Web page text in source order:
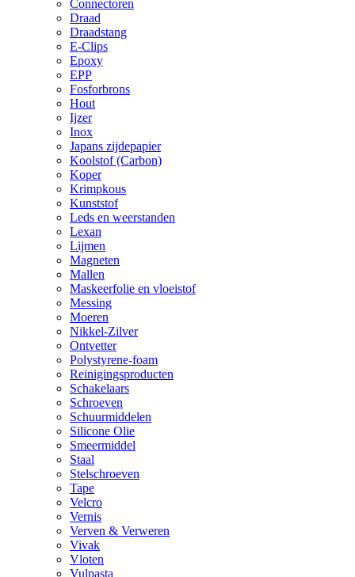
Connectoren
Draad
Draadstang
E-Clips
Epoxy
EPP
Fosforbrons
Hout
Ijzer
Inox
Japans zijdepapier
Koolstof (Carbon)
Koper
Krimpkous
Kunststof
Leds en weerstanden
Lexan
Lijmen
Magneten
Mallen
Maskeerfolie en vloeistof
Messing
Moeren
Nikkel-Zilver
Ontvetter
Polystyrene-foam
Reinigingsproducten
Schakelaars
Schroeven
Schuurmiddelen
Silicone Olie
Smeermiddel
Staal
Stelschroeven
Tape
Velcro
Vernis
Verven & Verweren
Vivak
Vloten
Vulpasta